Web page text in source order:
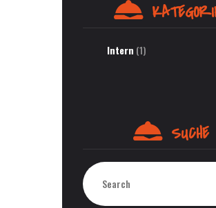
Intern (1)
SUCHE